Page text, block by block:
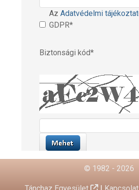
© 1982 - 2026